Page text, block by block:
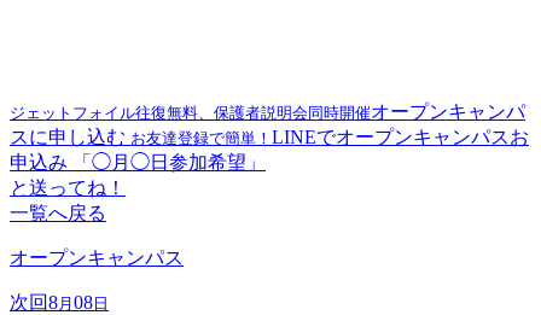
ジェットフォイル往復無料、保護者説明会同時開催オープンキャンパ
スに申し込む お友達登録で簡単！ LINEでオープンキャンパスお
申込み
「◯月◯日参加希望」
と送ってね！
一覧へ戻る
オープンキャンパス
次回8月 08 日